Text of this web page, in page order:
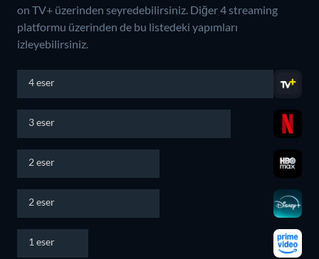
on TV+ üzerinden seyredebilirsiniz. Diğer 4 streaming
platformu üzerinden de bu listedeki yapımları
izleyebilirsiniz.
4 eser
3 eser
2 eser
2 eser
1 eser